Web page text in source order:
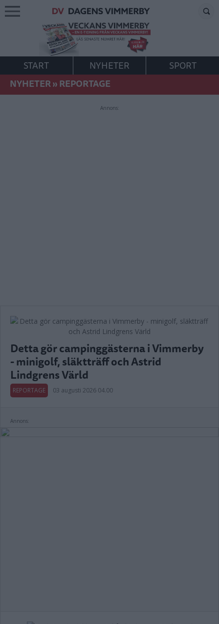
START NYHETER
SPORT
NYHETER»REPORTAGE
Annons:
Detta gör campinggästerna i Vimmerby
- minigolf, släktträff och Astrid
Lindgrens Värld
REPORTAGE 03 augusti 2026 04.00
Annons: